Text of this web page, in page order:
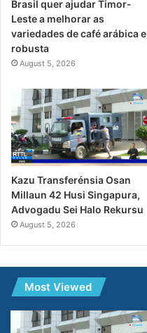
Brasil quer ajudar Timor-
Leste a melhorar as
variedades de café arábica e
robusta
August 5, 2026
Kazu Transferénsia Osan
Millaun 42 Husi Singapura,
Advogadu Sei Halo Rekursu
August 5, 2026
Most Viewed